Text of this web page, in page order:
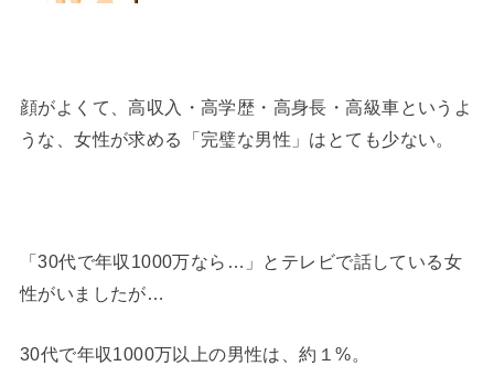
顔がよくて、高収入・高学歴・高身長・高級車というよ
うな、女性が求める「完璧な男性」はとても少ない。
「30代で年収1000万なら…」とテレビで話している女
性がいましたが…
30代で年収1000万以上の男性は、約１%。